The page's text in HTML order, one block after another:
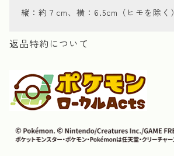
縦：約７cm、横：6.5cm（ヒモを除く）
返品特約について